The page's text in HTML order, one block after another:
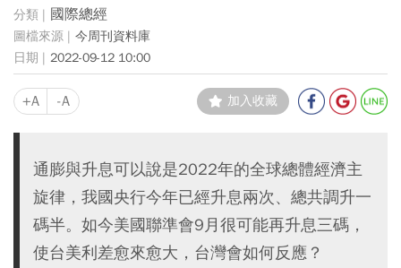
國際總經
今周刊資料庫
2022-09-12 10:00
+A -A 加入收藏
通膨與升息可以說是2022年的全球總體經濟主
旋律，我國央行今年已經升息兩次、總共調升一
碼半。如今美國聯準會9月很可能再升息三碼，
使台美利差愈來愈大，台灣會如何反應？